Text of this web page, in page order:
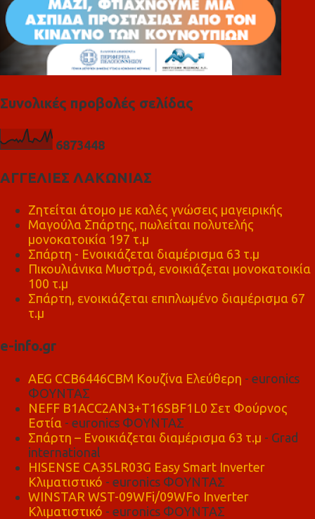
Συνολικές προβολές σελίδας
6873448
ΑΓΓΕΛΙΕΣ ΛΑΚΩΝΙΑΣ
Ζητείται άτομο με καλές γνώσεις μαγειρικής
Μαγούλα Σπάρτης, πωλείται πολυτελής
μονοκατοικία 197 τ.μ
Σπάρτη - Ενοικιάζεται διαμέρισμα 63 τ.μ
Πικουλιάνικα Μυστρά, ενοικιάζεται μονοκατοικία
100 τ.μ
Σπάρτη, ενοικιάζεται επιπλωμένο διαμέρισμα 67
τ.μ
e-info.gr
AEG CCB6446CBM Κουζίνα Ελεύθερη - euronics
ΦΟΥΝΤΑΣ
NEFF B1ACC2AN3+T16SBF1L0 Σετ Φούρνος
Εστία - euronics ΦΟΥΝΤΑΣ
Σπάρτη – Ενοικιάζεται διαμέρισμα 63 τ.μ - Grad
international
HISENSE CA35LR03G Easy Smart Inverter
Κλιματιστικό - euronics ΦΟΥΝΤΑΣ
WINSTAR WST-09WFi/09WFo Inverter
Κλιματιστικό - euronics ΦΟΥΝΤΑΣ